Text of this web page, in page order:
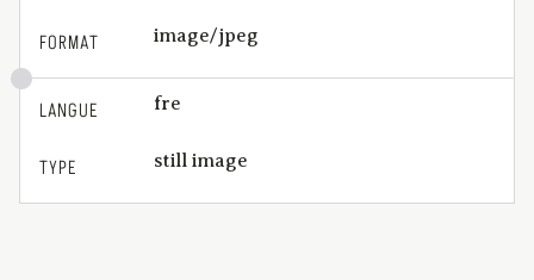
FORMAT image/jpeg
LANGUE fre
TYPE still image